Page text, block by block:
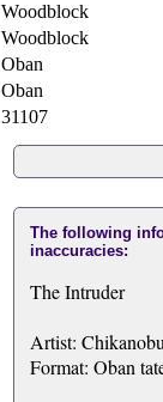
Woodblock
Woodblock
Oban
Oban
31107
The following
inaccuracies:
The Intruder
Artist: Chikanobu
Format: Oban